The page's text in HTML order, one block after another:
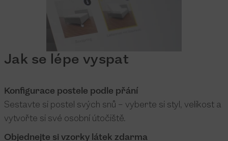
Jak se lépe vyspat
Konfigurace postele podle přání
Sestavte si postel svých snů – vyberte si styl, velikost a
vytvořte si své osobní útočiště.
Objednejte si vzorky látek zdarma